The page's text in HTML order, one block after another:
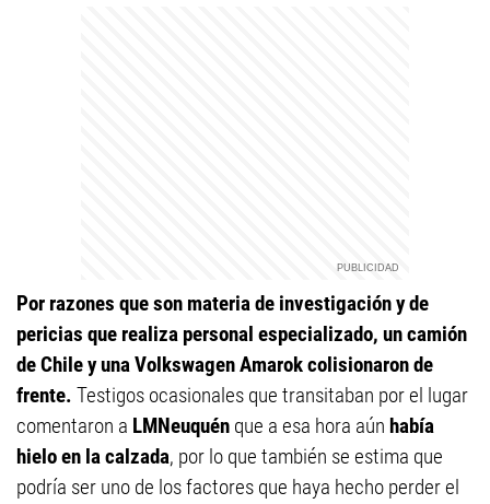
Por razones que son materia de investigación y de
pericias que realiza personal especializado, un camión
de Chile y una Volkswagen Amarok colisionaron de
frente. Testigos ocasionales que transitaban por el lugar
comentaron a LMNeuquén que a esa hora aún había
hielo en la calzada, por lo que también se estima que
podría ser uno de los factores que haya hecho perder el